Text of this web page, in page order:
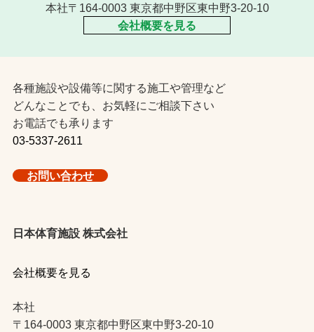
本社〒164-0003 東京都中野区東中野3-20-10
会社概要を見る
各種施設や設備等に関する施工や管理など
どんなことでも、お気軽にご相談下さい
お電話でも承ります
03-5337-2611
お問い合わせ
日本体育施設 株式会社
会社概要を見る
本社
〒164-0003 東京都中野区東中野3-20-10